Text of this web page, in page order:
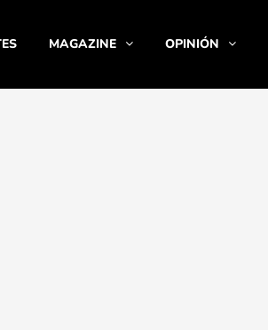
MAGAZINE OPINIÓN